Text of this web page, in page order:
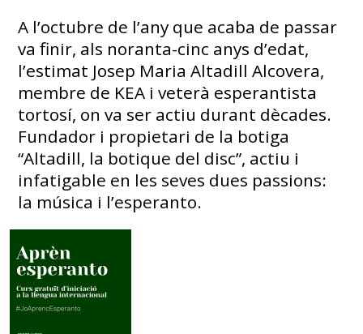
A l’octubre de l’any que acaba de passar
va finir, als noranta-cinc anys d’edat,
l’estimat Josep Maria Altadill Alcovera,
membre de KEA i veterà esperantista
tortosí, on va ser actiu durant dècades.
Fundador i propietari de la botiga
“Altadill, la botique del disc”, actiu i
infatigable en les seves dues passions:
la música i l’esperanto.